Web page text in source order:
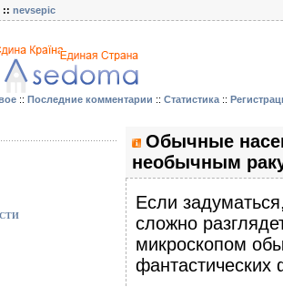
:: nevsepic
:: Последние комментарии :: Статистика ::
Обычные
необычным
Если
сложно
микроскопом